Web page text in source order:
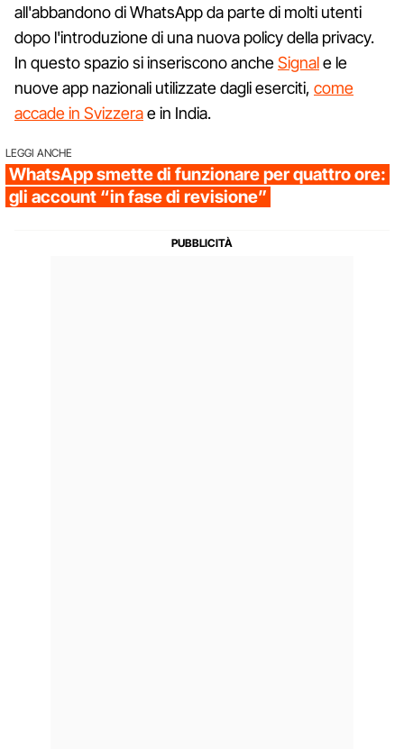
all'abbandono di WhatsApp da parte di molti utenti
dopo l'introduzione di una nuova policy della privacy.
In questo spazio si inseriscono ancheSignale le
nuove app nazionali utilizzate dagli eserciti, come
accade in Svizzerae in India.
LEGGI ANCHE
WhatsApp smette di funzionare per quattro ore:
gli account “in fase di revisione”